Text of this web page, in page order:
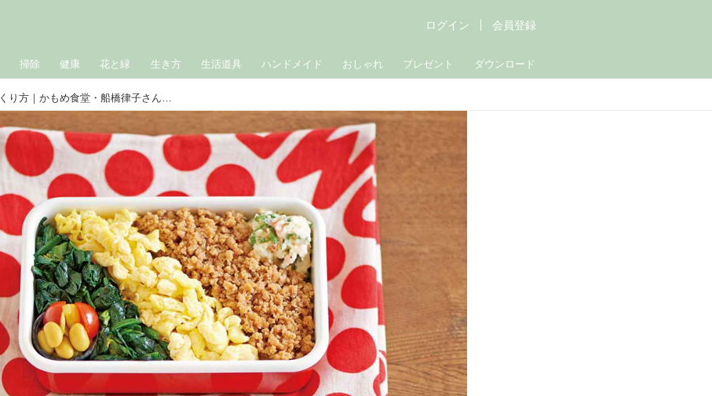
掃除 健康 花と緑 生き方 生活道具 ハンドメイド おしゃれ プレゼント ダウンロード
ログイン 会員登録
「三色ごはん弁当」のつくり方｜かもめ食堂・船橋律子さんの段取り上手の1週間の“お弁当”